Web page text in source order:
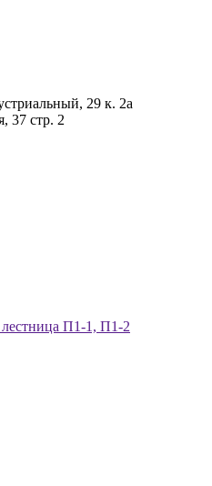
29 к. 2а
37 стр. 2
П1-1, П1-2